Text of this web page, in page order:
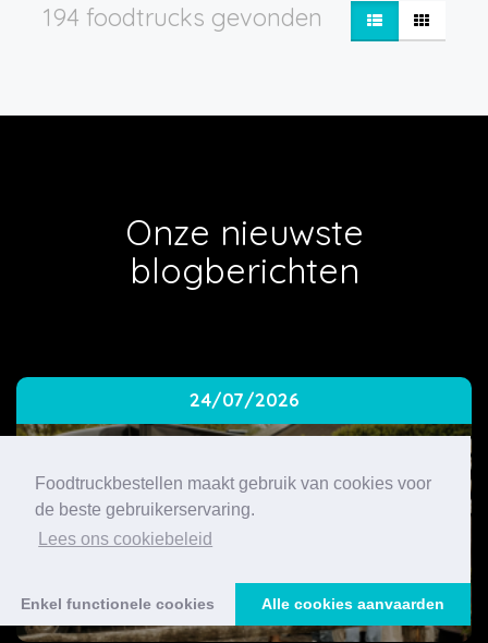
Foodtruckbestellen maakt gebruik van cookies voor
de beste gebruikerservaring.
Lees ons cookiebeleid
Enkel functionele cookies Alle cookies aanvaarden
194 foodtrucks gevonden
Onze nieuwste
blogberichten
24/07/2026